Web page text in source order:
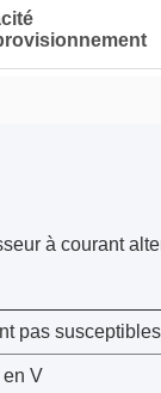
à courant
pas
en V